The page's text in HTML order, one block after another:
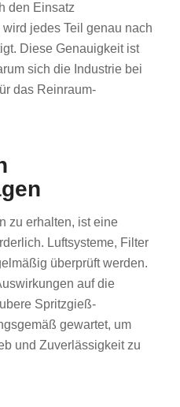
den Einsatz
jedes Teil genau nach
Diese Genauigkeit ist
sich die Industrie bei
das Reinraum-
zu erhalten, ist eine
Luftsysteme, Filter
überprüft werden.
auf die
Spritzgieß-
gewartet, um
und Zuverlässigkeit zu